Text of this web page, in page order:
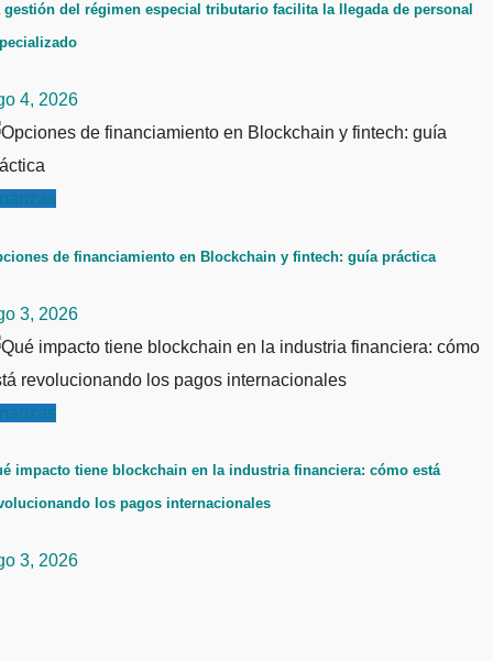
gestión del régimen especial tributario facilita la llegada de personal
4, 2026
de financiamiento en Blockchain y fintech: guía práctica
3, 2026
impacto tiene blockchain en la industria financiera: cómo está
los pagos internacionales
3, 2026